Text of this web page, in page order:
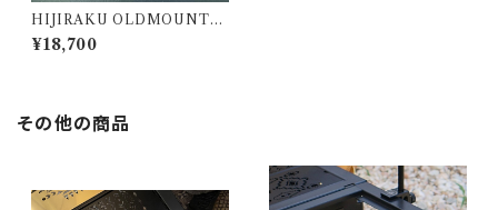
HIJIRAKU OLDMOUNTAI
N × 802PRODUCTS Walnu
t 炎
¥18,700
その他の商品